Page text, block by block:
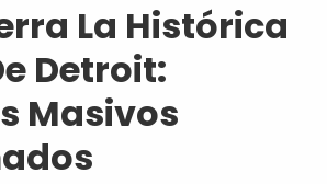
La Histórica
Detroit:
Masivos